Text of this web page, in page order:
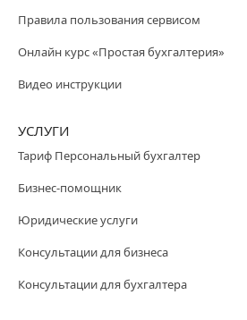
Правила пользования сервисом
Онлайн курс «Простая бухгалтерия»
Видео инструкции
УСЛУГИ
Тариф Персональный бухгалтер
Бизнес-помощник
Юридические услуги
Консультации для бизнеса
Консультации для бухгалтера